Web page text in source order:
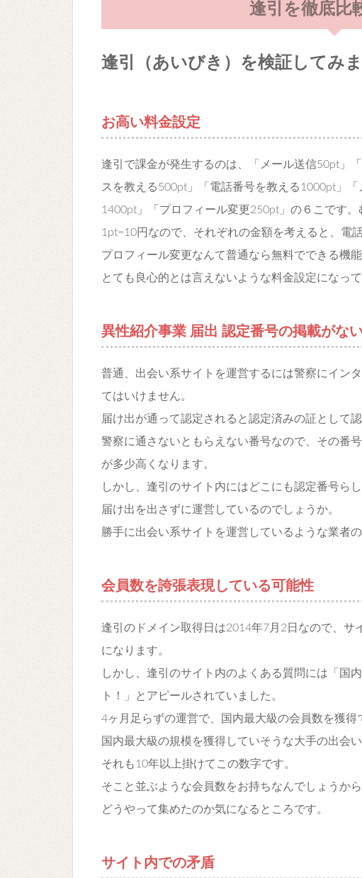
逢引を徹底比
逢引（あいびき）を検証してみま
お高い料金設定
逢引で課金が発生するのは、「メール送信50pt」
スを教える500pt」「電話番号を教える1000pt」
1400pt」「プロフィール変更250pt」の６こです。
1pt=10円なので、それぞれの金額を考えると、電
プロフィール変更なんて普通なら無料でできる機
とても良心的とは言えないような料金設定になって
異性紹介事業 届出 認定番号の掲載がな
普通、出会い系サイトを運営するには警察にイン
てはいけません。
届け出が通って認定されると認定済みの証として
警察に通さないともらえない番号なので、その番
が多少高くなります。
しかし、逢引のサイト内にはどこにも認定番号ら
届け出を出さずに運営しているのでしょうか。
勝手に出会い系サイトを運営しているような業者
会員数を誇張表現している可能性
逢引のドメイン取得日は2014年7月2日なので、サ
になります。
しかし、逢引のサイト内のよくある質問には「国
ト！」とアピールされていました。
4ヶ月足らずの運営で、国内最大級の会員数を獲得
国内最大級の規模を獲得していそうな大手の出会
それも10年以上掛けてこの数字です。
そこと並ぶような会員数をお持ちなんでしょうか
どうやって集めたのか気になるところです。
サイト内での矛盾